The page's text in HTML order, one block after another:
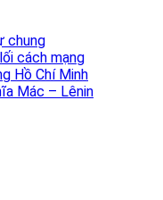
chung
cách mạng
Hồ Chí Minh
Mác – Lênin